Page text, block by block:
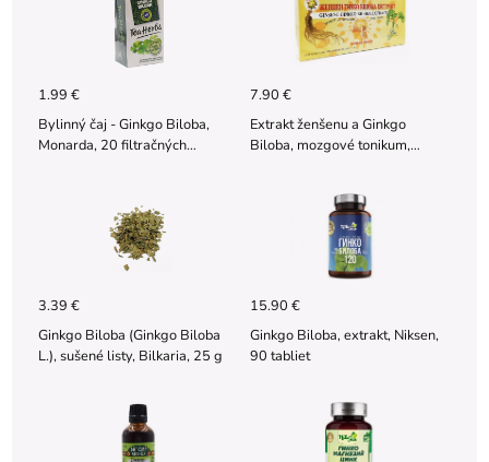
1.99 €
Bylinný čaj - Ginkgo Biloba,
Monarda, 20 filtračných
7.90 €
Extrakt ženšenu a Ginkgo
Biloba, mozgové tonikum,
3.39 €
Ginkgo Biloba (Ginkgo Biloba
L.), sušené listy, Bilkaria, 25 g
15.90 €
Ginkgo Biloba, extrakt, Niksen,
90 tabliet